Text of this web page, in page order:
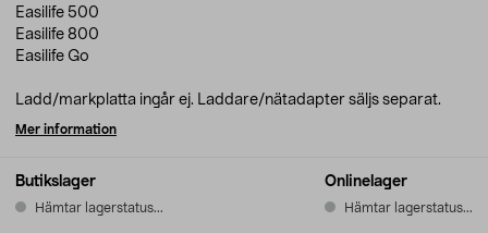
Butikslager
Hämtar lagerstatus...
Onlinelager
Hämtar lagerstatus...
Easilife 500
Easilife 800
Easilife Go
Ladd/markplatta ingår ej. Laddare/nätadapter säljs separat.
Mer information